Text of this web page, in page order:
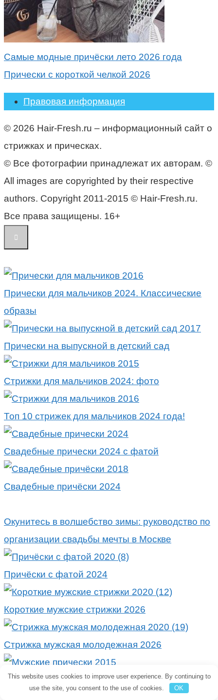
Самые модные причёски лето 2026 года
Прически с короткой челкой 2026
Правовая информация
© 2026 Hair-Fresh.ru – информационный сайт о
стрижках и прическах.
© Все фотографии принадлежат их авторам. ©
All images are copyrighted by their respective
authors. Copyright 2011-2015 © Hair-Fresh.ru.
Все права защищены. 16+
Прически для мальчиков 2024. Классические
образы
Прически на выпускной в детский сад
Стрижки для мальчиков 2024: фото
Топ 10 стрижек для мальчиков 2024 года!
Свадебные прически 2024 с фатой
Свадебные причёски 2024
Окунитесь в волшебство зимы: руководство по
организации свадьбы мечты в Москве
Причёски с фатой 2024
Короткие мужские стрижки 2026
Стрижка мужская молодежная 2026
Прически для мужчин 2024, фото
This website uses cookies to improve user experience. By continuing to
use the site, you consent to the use of cookies.
OK